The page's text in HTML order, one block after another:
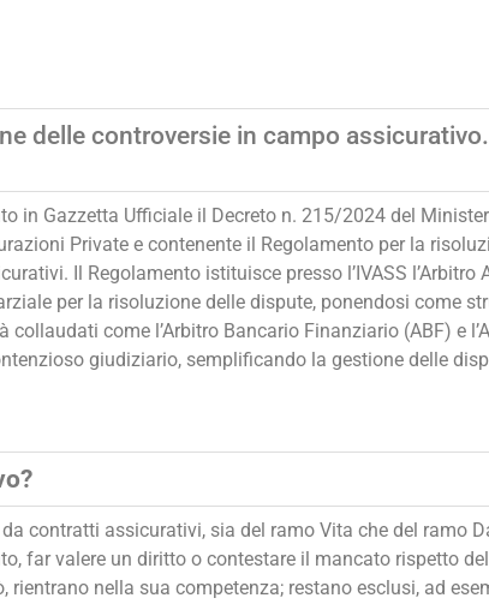
delle controversie in campo
in Gazzetta Ufficiale il Decreto n. 215/2024 del
Private e contenente il Regolamento per la
Il Regolamento istituisce presso l’IVASS l’Arbitro
per la risoluzione delle dispute, ponendosi come
come l’Arbitro Bancario Finanziario (ABF) e
giudiziario, semplificando la gestione delle
contratti assicurativi, sia del ramo Vita che del ramo
far valere un diritto o contestare il mancato rispetto
nella sua competenza; restano esclusi, ad